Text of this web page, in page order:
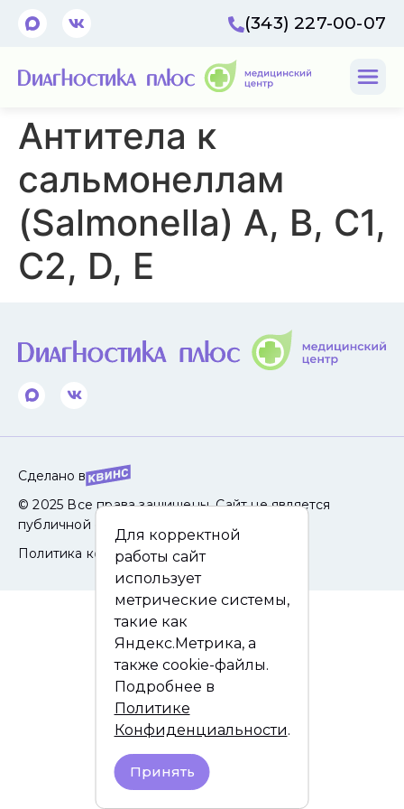
(343) 227-00-07
Антитела к
сальмонеллам
(Salmonella) A, B, C1,
C2, D, E
Сделано в
© 2025 Все права защищены. Сайт не является
публичной офертой.
Политика конфиденциальности
Для корректной
работы сайт
использует
метрические системы,
такие как
Яндекс.Метрика, а
также cookie-файлы.
Подробнее в
Политике
Конфиденциальности.
Принять